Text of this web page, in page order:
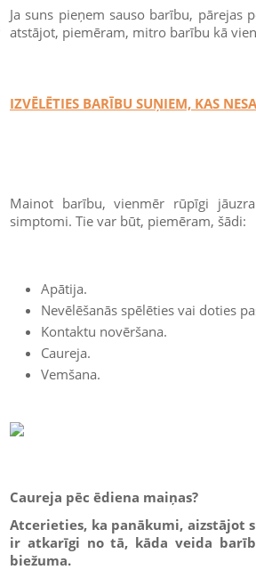
Ja suns pieņem sauso barību, pārejas
atstājot, piemēram, mitro barību kā
IZVĒLĒTIES BARĪBU SUŅIEM, KAS
Mainot barību, vienmēr rūpīgi
simptomi. Tie var būt, piemēram, šādi:
Apātija.
Nevēlēšanās spēlēties vai doties
Kontaktu novēršana.
Caureja.
Vemšana.
Caureja pēc ēdiena maiņas?
Atcerieties, ka panākumi, aizstājot
ir atkarīgi no tā, kāda veida
biežuma.